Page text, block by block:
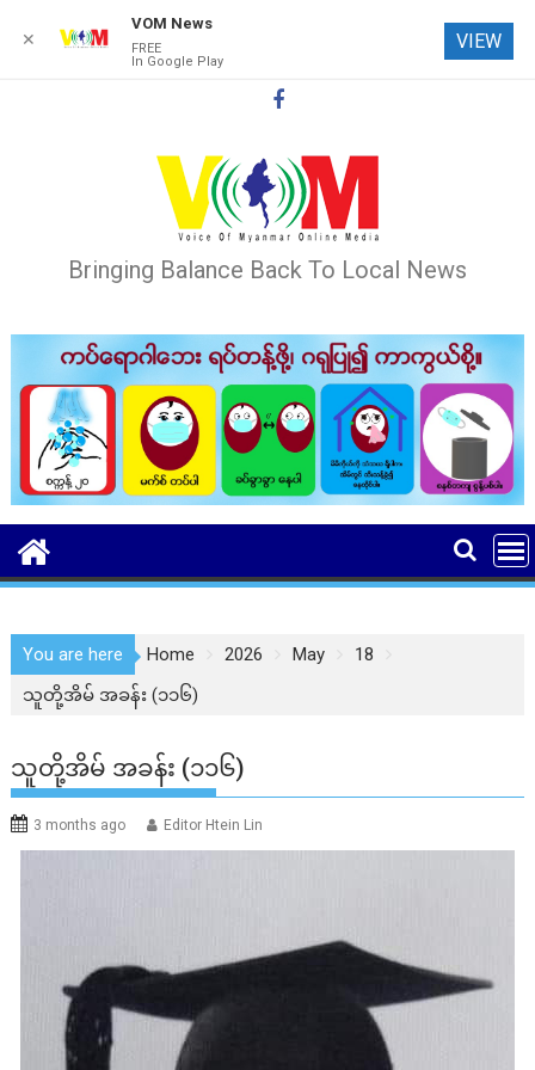
Bringing Balance Back To Local News
You are here Home 2026 May
18
သူတို့အိမ် အခန်း (၁၁၆)
သူတို့အိမ် အခန်း (၁၁၆)
3 months ago Editor Htein Lin
✕
VOM News
FREE
In Google Play
VIEW